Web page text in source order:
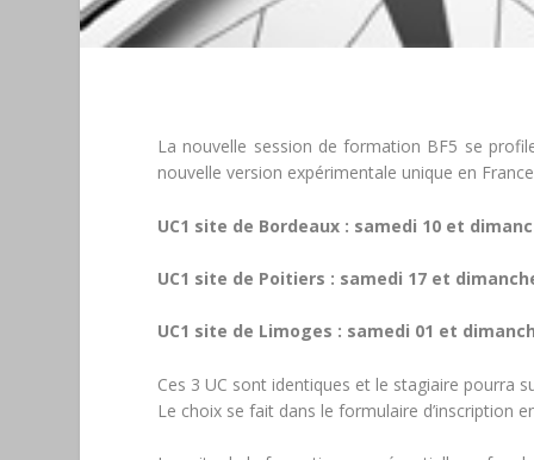
La nouvelle session de formation BF5 se
nouvelle version expérimentale unique en
UC1 site de Bordeaux : samedi 10 et
UC1 site de Poitiers : samedi 17 et
UC1 site de Limoges : samedi 01 et
Ces 3 UC sont identiques et le stagiaire pourra
Le choix se fait dans le formulaire d’inscription